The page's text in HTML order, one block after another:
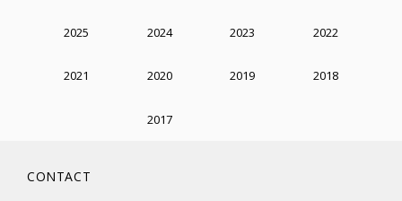
2025 2024 2023 2022
2021 2020 2019 2018
2017
CONTACT